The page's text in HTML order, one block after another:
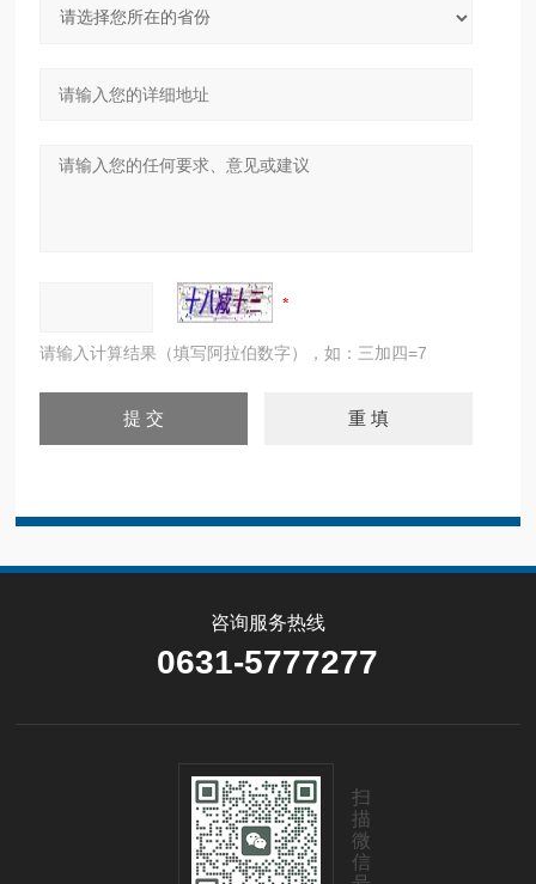
请输入计算结果（填写阿拉伯数字），如：三加四=7
咨询服务热线
0631-5777277
扫
描
微
信